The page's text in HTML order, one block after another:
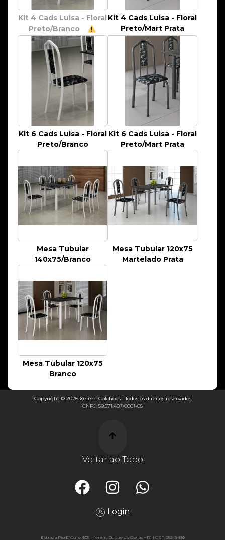
Kit 4 Cads Luisa - Floral
Preto/Branco
Kit 4 Cads Luisa - Floral
Preto/Mart Prata
Kit 6 Cads Luisa - Floral
Preto/Branco
Kit 6 Cads Luisa - Floral
Preto/Mart Prata
Mesa Tubular
140x75/Branco
Mesa Tubular 120x75
Martelado Prata
Mesa Tubular 120x75
Branco
Login
Voltar ao Topo
Copyright © 2026 Xerém Colchões | Todos os direitos reservados
CNPJ: 59.571.487/0001-05
Estrada Rio D’Ouro, 505 | Xerém, Duque de Caxias – RJ | CEP: 25245-810